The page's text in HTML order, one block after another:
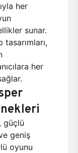
her
sunar.
her
güçlü
geniş
oyunu